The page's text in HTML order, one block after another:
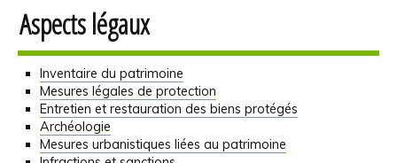
Aspects légaux
Inventaire du patrimoine
Mesures légales de protection
Entretien et restauration des biens protégés
Archéologie
Mesures urbanistiques liées au patrimoine